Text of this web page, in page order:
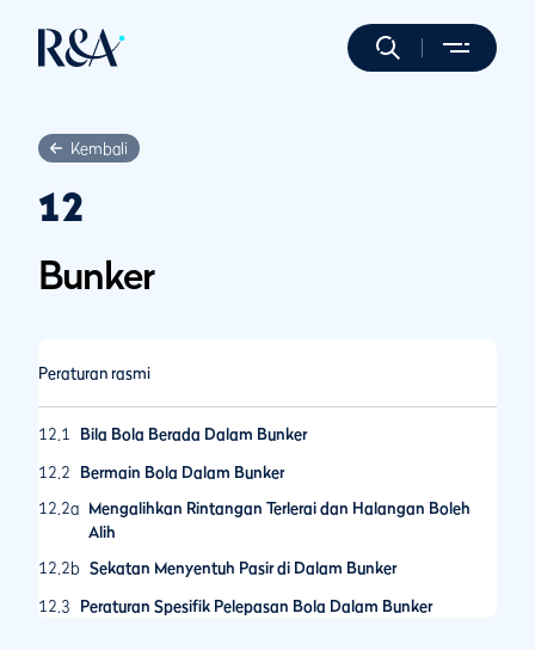
Kembali
12
Bunker
Peraturan rasmi
12.1
Bila Bola Berada Dalam Bunker
12.2
Bermain Bola Dalam Bunker
12.2a Mengalihkan Rintangan Terlerai dan Halangan Boleh
Alih
12.2b Sekatan Menyentuh Pasir di Dalam Bunker
12.3
Peraturan Spesifik Pelepasan Bola Dalam Bunker